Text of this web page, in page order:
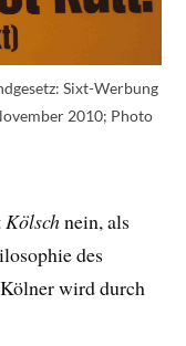
Sixt-Werbung
2010; Photo
Kölschnein, als
des
wird durch